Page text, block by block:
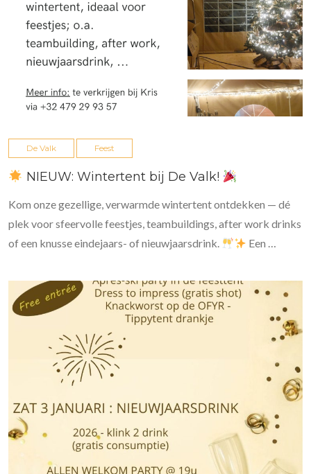
De Valk Feest
NIEUW: Wintertent bij De Valk!
Kom onze gezellige, verwarmde wintertent ontdekken — dé
plek voor sfeervolle feestjes, teambuildings, after work drinks
of een knusse eindejaars- of nieuwjaarsdrink.
Een …